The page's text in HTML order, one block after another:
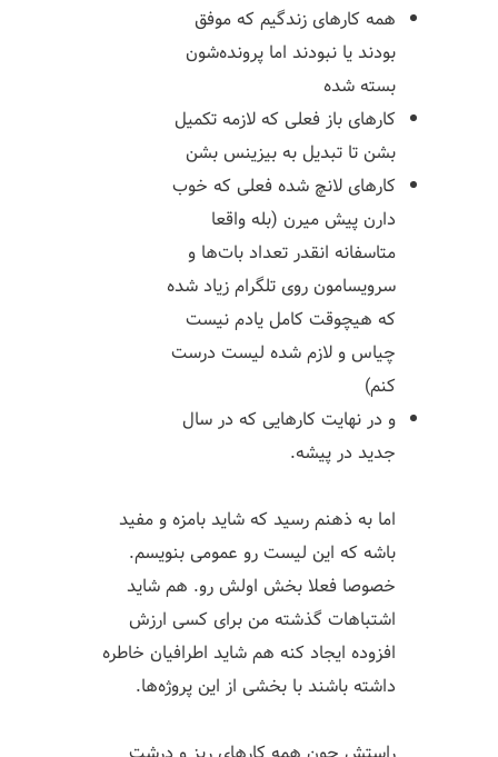
همه کارهای زندگیم که موفق
بودند یا نبودند اما پرونده‌شون
بسته شده
کارهای باز فعلی که لازمه تکمیل
بشن تا تبدیل به بیزینس بشن
کارهای لانچ شده فعلی که خوب
دارن پیش میرن (بله واقعا
متاسفانه انقدر تعداد بات‌ها و
سرویسامون روی تلگرام زیاد شده
که هیچوقت کامل یادم نیست
چیاس و لازم شده لیست درست
کنم)
و در نهایت کارهایی که در سال
جدید در پیشه.
اما به ذهنم رسید که شاید بامزه و مفید
باشه که این لیست رو عمومی بنویسم.
خصوصا فعلا بخش اولش رو. هم شاید
اشتباهات گذشته من برای کسی ارزش
افزوده ایجاد کنه هم شاید اطرافیان خاطره
داشته باشند با بخشی از این پروژه‌ها.